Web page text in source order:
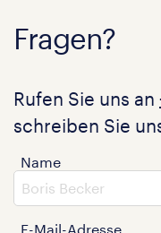
Fragen?
Rufen Sie uns an
schreiben Sie
Name
E-Mail-Adresse